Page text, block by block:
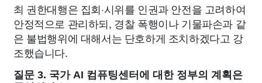
최 권한대행은 집회·시위를 인권과 안전을 고려하여
안정적으로 관리하되, 경찰 폭행이나 기물파손과 같
은 불법행위에 대해서는 단호하게 조치하겠다고 강
조했습니다.
질문 3. 국가 AI 컴퓨팅센터에 대한 정부의 계획은